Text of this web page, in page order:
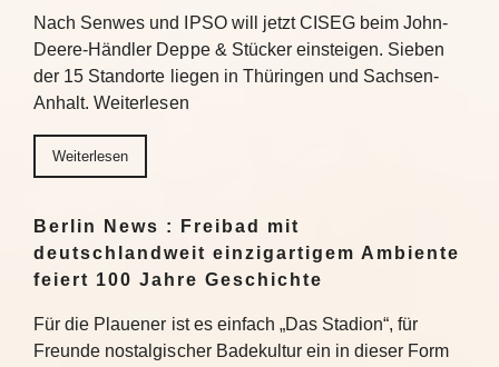
Nach Senwes und IPSO will jetzt CISEG beim John-
Deere-Händler Deppe & Stücker einsteigen. Sieben
der 15 Standorte liegen in Thüringen und Sachsen-
Anhalt. Weiterlesen
Weiterlesen
Berlin News : Freibad mit
deutschlandweit einzigartigem Ambiente
feiert 100 Jahre Geschichte
Für die Plauener ist es einfach „Das Stadion“, für
Freunde nostalgischer Badekultur ein in dieser Form